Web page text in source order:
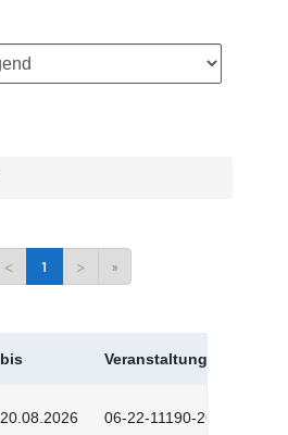
< 1 > »
bis Veranstaltungskürzel
20.08.2026 06-22-11190-2601